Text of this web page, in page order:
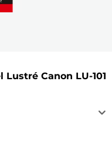
Canon LU-101